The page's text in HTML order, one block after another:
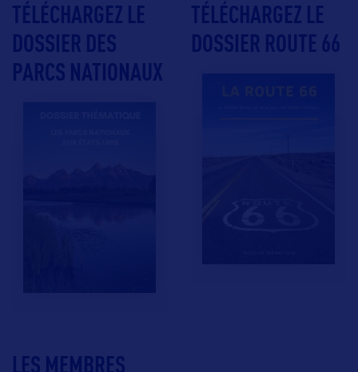
LES MEMBRES
TÉLÉCHARGEZ LE
DOSSIER DES
PARCS NATIONAUX
TÉLÉCHARGEZ LE
DOSSIER ROUTE 66